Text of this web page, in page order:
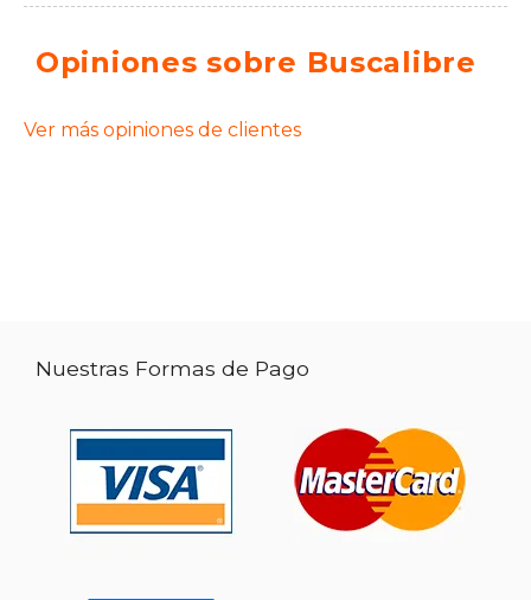
Opiniones sobre Buscalibre
Ver más opiniones de clientes
Nuestras Formas de Pago